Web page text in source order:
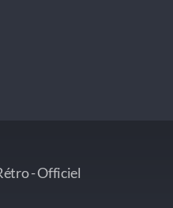
- Officiel